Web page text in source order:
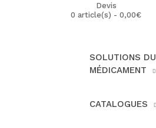
Devis
0 article(s) - 0,00€
SOLUTIONS DU
MÉDICAMENT
CATALOGUES